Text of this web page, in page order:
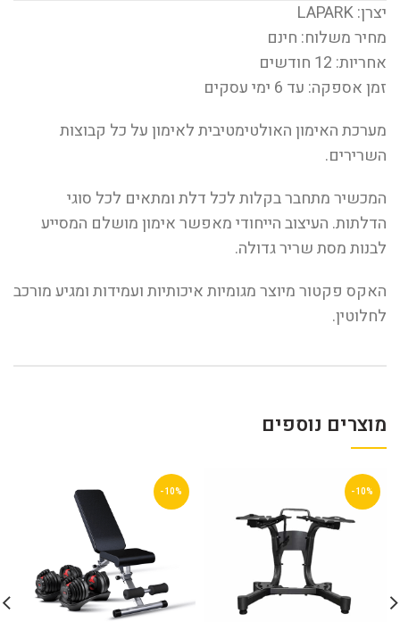
יצרן: LAPARK
מחיר משלוח: חינם
אחריות: 12 חודשים
זמן אספקה: עד 6 ימי עסקים
מערכת האימון האולטימטיבית לאימון על כל קבוצות
השרירים.
המכשיר מתחבר בקלות לכל דלת ומתאים לכל סוגי
הדלתות. העיצוב הייחודי מאפשר אימון מושלם המסייע
לבנות מסת שריר גדולה.
האקס פקטור מיוצר מגומיות איכותיות ועמידות ומגיע מורכב
לחלוטין.
מוצרים נוספים
-10%
-10%